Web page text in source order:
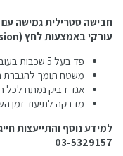
חבישה סטרילית גמישה עם
עורקי באמצעות לחץ (compression)
פד בעל 5 שכבות בעובי 9 מ"מ בעל יכולת ספיגה גבוהה
משטח תומך להגברת
אגד דביק נמתח לכל
מדבקה לתיעוד זמן
למידע נוסף והתייעצות
03-5329157